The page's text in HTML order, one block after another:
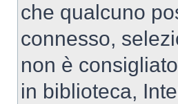
che qualcuno
connesso,
non è
in biblioteca,